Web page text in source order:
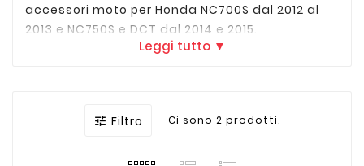
accessori moto per Honda NC700S dal 2012 al
2013 e NC750S e DCT dal 2014 e 2015.
Paramotore, espansione cavalletto laterale,
Leggi tutto ▼
 Filtro Ci sono 2 prodotti.